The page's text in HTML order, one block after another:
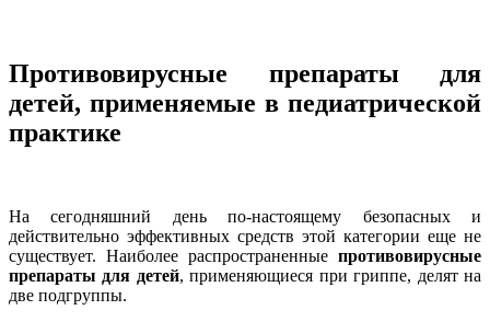
Противовирусные препараты для
детей, применяемые в педиатрической
практике
На сегодняшний день по-настоящему безопасных и
действительно эффективных средств этой категории еще не
существует. Наиболее распространенные противовирусные
препараты для детей, применяющиеся при гриппе, делят на
две подгруппы.